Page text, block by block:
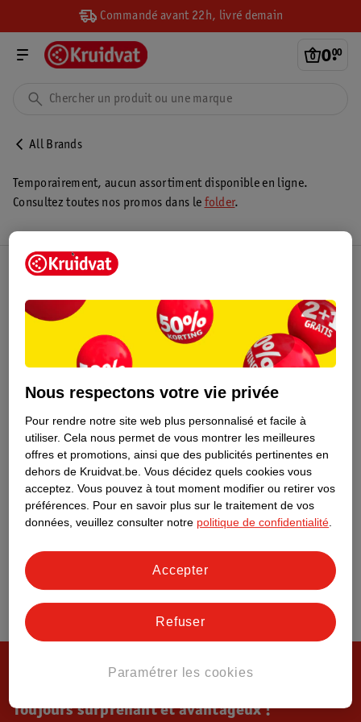
Commandé avant 22h, livré demain
0.
00
All Brands
Temporairement, aucun assortiment disponible en ligne.
Consultez toutes nos promos dans le folder.
Toujours surprenant et avantageux !
Nous respectons votre vie privée
Pour rendre notre site web plus personnalisé et facile à
utiliser. Cela nous permet de vous montrer les meilleures
offres et promotions, ainsi que des publicités pertinentes en
dehors de Kruidvat.be. Vous décidez quels cookies vous
acceptez. Vous pouvez à tout moment modifier ou retirer vos
préférences. Pour en savoir plus sur le traitement de vos
données, veuillez consulter notre politique de confidentialité
Paramétrer les cookies
Refuser
Accepter